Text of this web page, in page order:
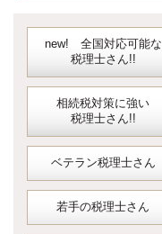
new! 全国対応可能な
税理士さん!!
相続税対策に強い
税理士さん!!
ベテラン税理士さん
若手の税理士さん